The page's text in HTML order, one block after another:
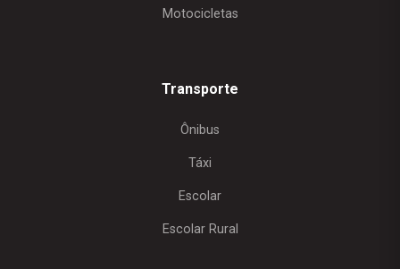
Motocicletas
Transporte
Ônibus
Táxi
Escolar
Escolar Rural